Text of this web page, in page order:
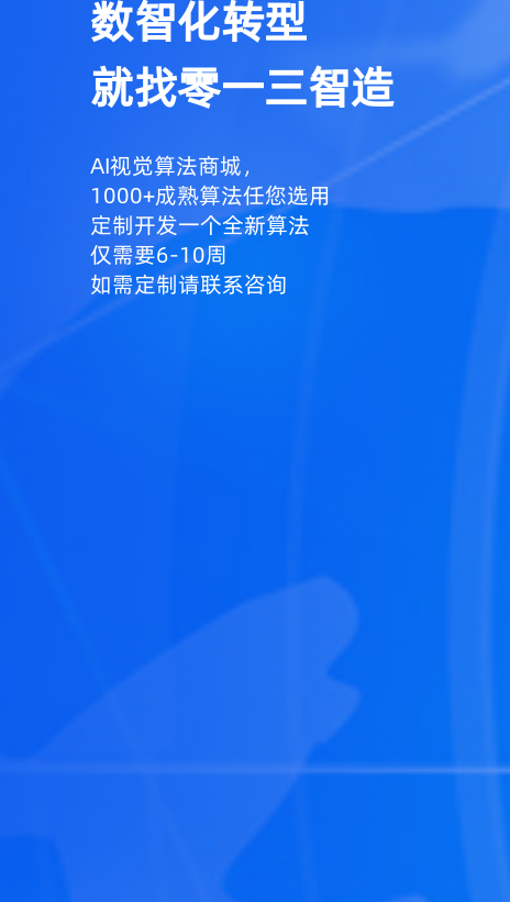
数智化转型
就找零一三智造
AI视觉算法商城，
1000+成熟算法任您选用
定制开发一个全新算法
仅需要6-10周
如需定制请联系咨询